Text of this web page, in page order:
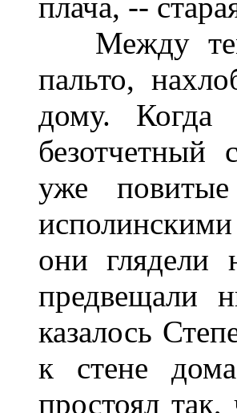
Между тем
пальто,
дому. Когда
безотчетный
уже
они глядели
предвещали
казалось
к стене
простоял